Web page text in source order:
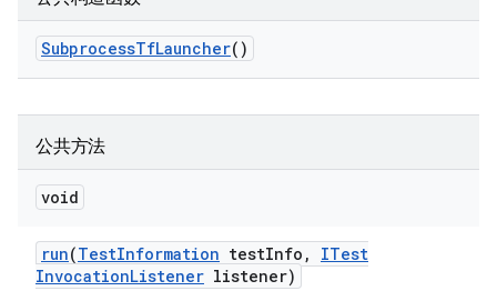
SubprocessTfLauncher()
公共方法
void
run(TestInformation testInfo ,
ITest
InvocationListener listener)